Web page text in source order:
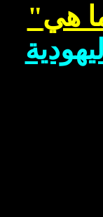
هي"